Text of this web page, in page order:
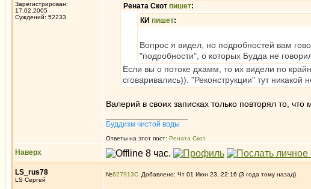
Зарегистрирован:
17.02.2005
Суждений: 52233
Рената Скот пишет:
КИ пишет:
Вопрос я видел, но подробностей вам
"подробности", о которых Будда не
Если вы о потоке дхамм, то их видели по
сговаривались)). "Реконструкции" тут
Валерий в своих записках только повторял то, что
Буддизм чистой воды
Ответы на этот пост: Рената Скот
Наверх
LS_rus78
LS Сергей
№627913 Добавлено: Чт 01 Июн 23, 22:16 (3 года тому назад)